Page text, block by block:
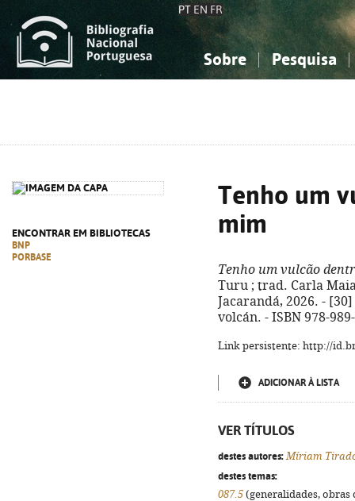
PT EN FR
Sobre Pesquisa
ENCONTRAR EM BIBLIOTECAS
BNP
PORBASE
Tenho um
mim
Tenho um vulcão
Turu ; trad. Carla
Jacarandá, 2026. -
volcán. - ISBN 978-
Link persistente: http://
ADICIONAR À LISTA
VER TÍTULOS
destes autores: Míriam
destes temas:
087.5 (generalidades,